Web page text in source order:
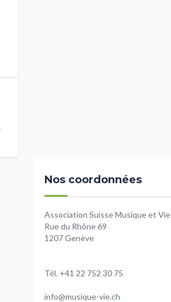
Nos coordonnées
Association Suisse Musique et Vie
Rue du Rhône 69
1207 Genève
Tél. +41 22 752 30 75
info@musique-vie.ch